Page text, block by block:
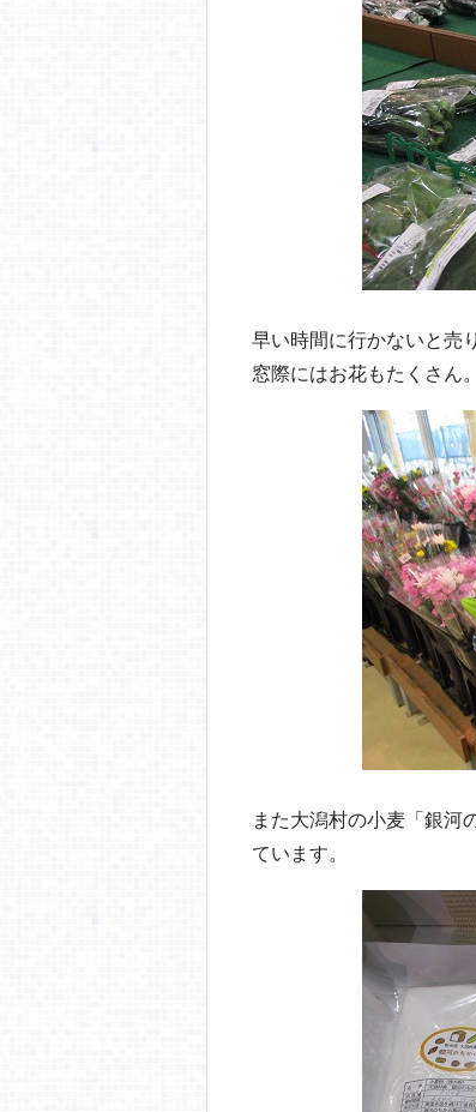
早い時間に行かないと売
窓際にはお花もたくさん。
また大潟村の小麦「銀河
ています。